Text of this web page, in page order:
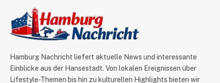
Hamburg Nachricht liefert aktuelle News und interessante
Einblicke aus der Hansestadt. Von lokalen Ereignissen über
Lifestyle-Themen bis hin zu kulturellen Highlights bieten wir